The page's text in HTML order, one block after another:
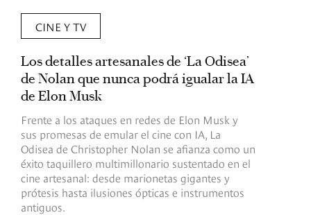
CINE Y TV
Los detalles artesanales de ‘La Odisea’
de Nolan que nunca podrá igualar la IA
de Elon Musk
Frente a los ataques en redes de Elon Musk y
sus promesas de emular el cine con IA, La
Odisea de Christopher Nolan se afianza como un
éxito taquillero multimillonario sustentado en el
cine artesanal: desde marionetas gigantes y
prótesis hasta ilusiones ópticas e instrumentos
antiguos.